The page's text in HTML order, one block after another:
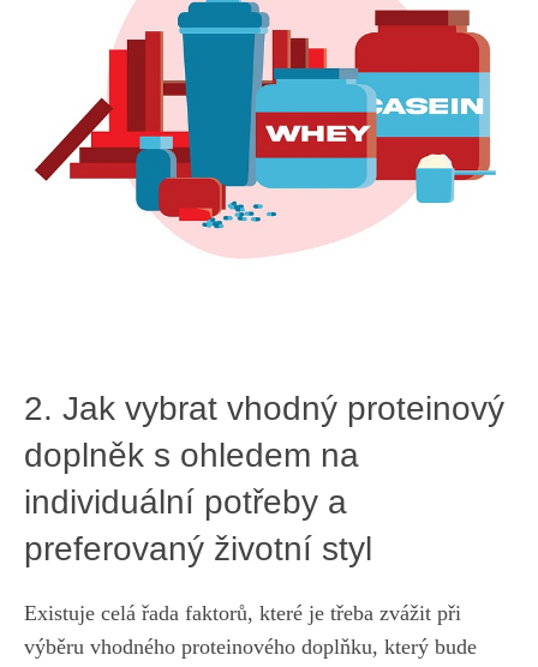
2. Jak ‌vybrat vhodný proteinový
⁤doplněk ⁢s ohledem na
individuální ⁤potřeby ⁢a
preferovaný životní styl
Existuje celá řada faktorů, které je třeba zvážit ⁢při
výběru vhodného​ proteinového doplňku, který​ bude